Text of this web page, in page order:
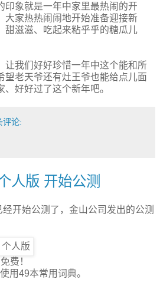
印象就是一年中家里最热闹的开
大家热热闹闹地开始准备迎接新
甜滋滋、吃起来粘乎乎的糖瓜儿
让我们好好珍惜一年中这个能和所
望老天爷还有灶王爷也能给点儿面
好好过了这个新年吧。
评论:
人版 开始公测
经开始公测了，金山公司发出的公测
费！
用49本常用词典。